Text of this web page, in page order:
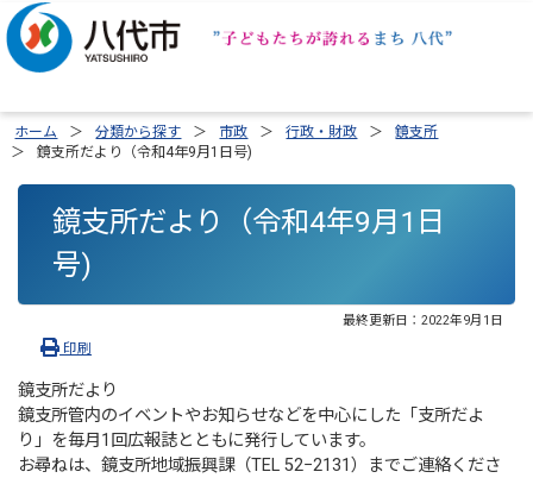
ホーム 分類から探す 市政 行政・財政
鏡支所
鏡支所だより（令和4年9月1日号)
鏡支所だより（令和4年9月1日
号)
最終更新日： 2022年9月1日
印刷
鏡支所だより
鏡支所管内のイベントやお知らせなどを中心にした「支所だよ
り」を毎月1回広報誌とともに発行しています。
お尋ねは、鏡支所地域振興課（TEL 52−2131）までご連絡くださ